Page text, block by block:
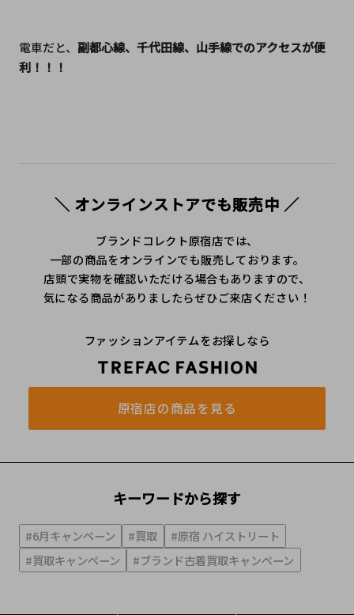
電車だと、 副都心線、千代田線、山手線でのアクセスが便
利！！！
＼ オンラインストアでも販売中 ／
ブランドコレクト原宿店では、
一部の商品をオンラインでも販売しております。
店頭で実物を確認いただける場合もありますので、
気になる商品がありましたらぜひご来店ください！
ファッションアイテムをお探しなら
原宿店の商品を見る
キーワードから探す
#6月キャンペーン #買取
#原宿 ハイストリート
#買取キャンペーン
#ブランド古着買取キャンペーン